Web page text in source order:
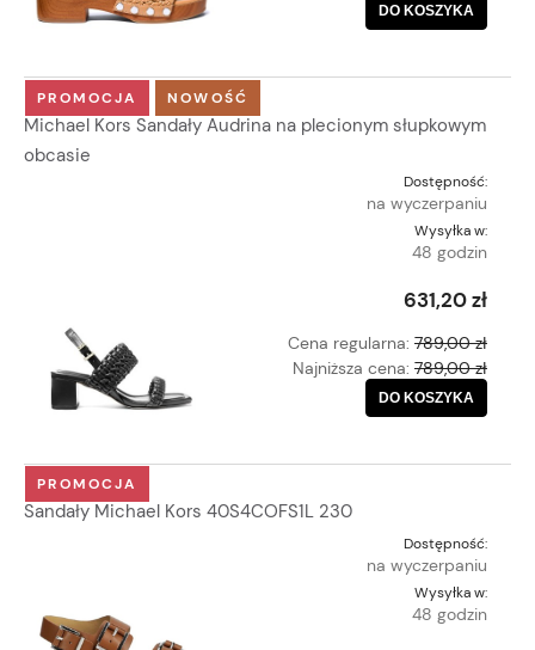
DO KOSZYKA
Michael Kors Sandały Audrina na plecionym słupkowym
obcasie
Dostępność:
na wyczerpaniu
Wysyłka w:
48 godzin
631,20 zł
Cena regularna: 789,00 zł
Najniższa cena: 789,00 zł
DO KOSZYKA
PROMOCJA NOWOŚĆ
Sandały Michael Kors 40S4COFS1L 230
Dostępność:
na wyczerpaniu
Wysyłka w:
48 godzin
PROMOCJA